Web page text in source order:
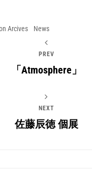
Arcives News
PREV
「Atmosphere」
NEXT
佐藤辰徳 個展